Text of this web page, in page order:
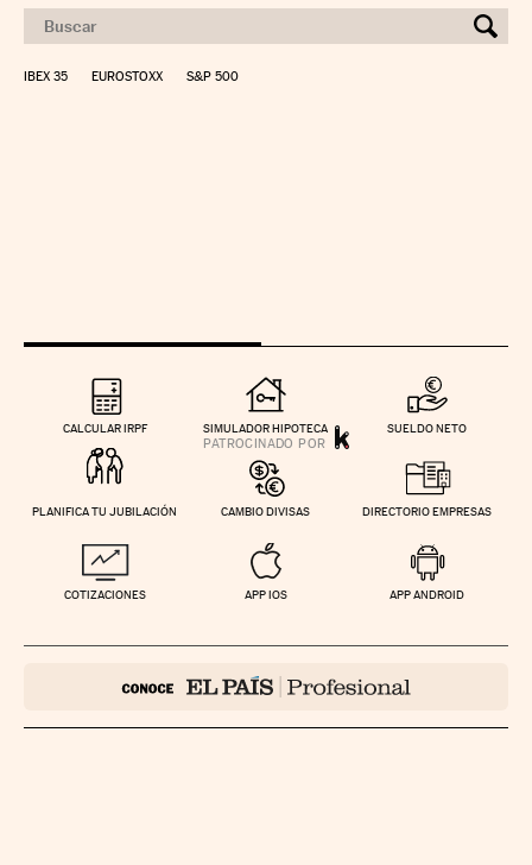
IBEX 35 EUROSTOXX S&P 500
CALCULAR IRPF SIMULADOR HIPOTECA SUELDO NETO
PLANIFICA TU JUBILACIÓN CAMBIO DIVISAS DIRECTORIO EMPRESAS
COTIZACIONES APP IOS APP ANDROID